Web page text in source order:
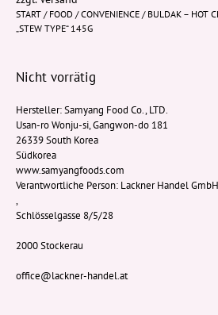
START / FOOD /CONVENIENCE / BULDAK – HOT
„STEW TYPE“ 145G
Nicht vorrätig
Hersteller:Samyang Food Co., LTD.
Usan-ro Wonju-si, Gangwon-do 181
26339 South Korea
Südkorea
www.samyangfoods.com
Verantwortliche Person: Lackner Handel GmbH
,
Schlösselgasse 8/5/28
2000 Stockerau
office@lackner-handel.at